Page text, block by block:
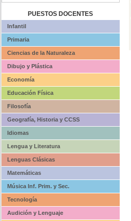
PUESTOS DOCENTES
Infantil
Primaria
Ciencias de la Naturaleza
Dibujo y Plástica
Economía
Educación Física
Filosofía
Geografía, Historia y CCSS
Idiomas
Lengua y Literatura
Lenguas Clásicas
Matemáticas
Música Inf. Prim. y Sec.
Tecnología
Audición y Lenguaje